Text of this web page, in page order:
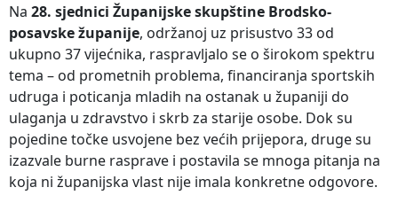
Na 28. sjednici Županijske skupštine Brodsko-
posavske županije, održanoj uz prisustvo 33 od
ukupno 37 vijećnika, raspravljalo se o širokom spektru
tema – od prometnih problema, financiranja sportskih
udruga i poticanja mladih na ostanak u županiji do
ulaganja u zdravstvo i skrb za starije osobe. Dok su
pojedine točke usvojene bez većih prijepora, druge su
izazvale burne rasprave i postavila se mnoga pitanja na
koja ni županijska vlast nije imala konkretne odgovore.